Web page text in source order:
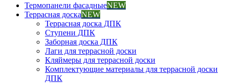
Термопанели фасадныеNEW
Террасная доскаNEW
Террасная доска ДПК
Ступени ДПК
Заборная доска ДПК
Лаги для террасной доски
Кляймеры для террасной доски
Комплектующие материалы для террасной доски
ДПК